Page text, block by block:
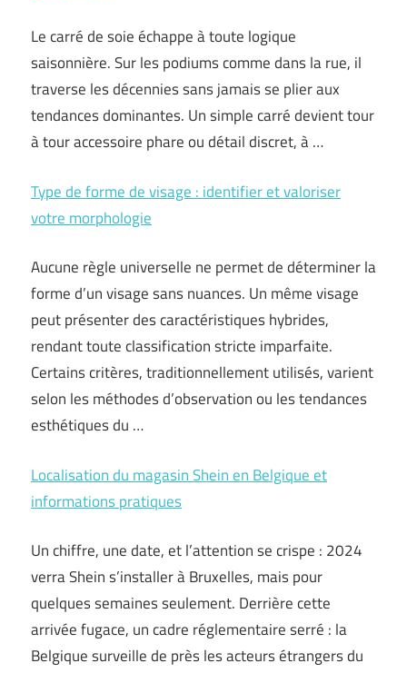
Le carré de soie échappe à toute logique
saisonnière. Sur les podiums comme dans la rue, il
traverse les décennies sans jamais se plier aux
tendances dominantes. Un simple carré devient tour
à tour accessoire phare ou détail discret, à …
Type de forme de visage : identifier et valoriser
votre morphologie
Aucune règle universelle ne permet de déterminer la
forme d’un visage sans nuances. Un même visage
peut présenter des caractéristiques hybrides,
rendant toute classification stricte imparfaite.
Certains critères, traditionnellement utilisés, varient
selon les méthodes d’observation ou les tendances
esthétiques du …
Localisation du magasin Shein en Belgique et
informations pratiques
Un chiffre, une date, et l’attention se crispe : 2024
verra Shein s’installer à Bruxelles, mais pour
quelques semaines seulement. Derrière cette
arrivée fugace, un cadre réglementaire serré : la
Belgique surveille de près les acteurs étrangers du